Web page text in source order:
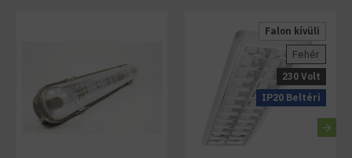
Falon kívüli
IP20 Beltéri
Fehér
230 Volt